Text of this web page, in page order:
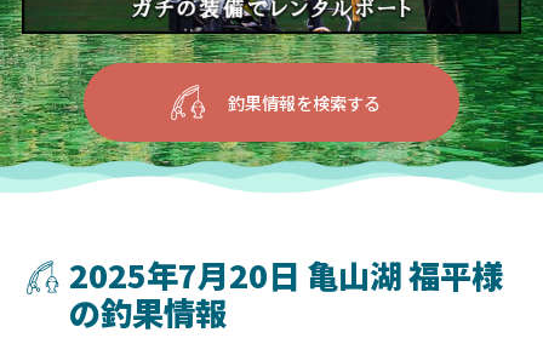
釣果情報を検索する
2025年7月20日 亀山湖 福平様
の釣果情報